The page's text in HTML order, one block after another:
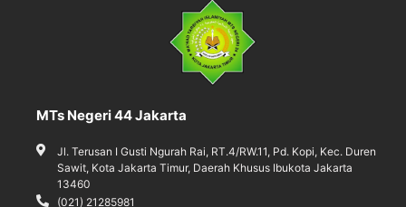
MTs Negeri 44 Jakarta
Jl. Terusan I Gusti Ngurah Rai, RT.4/RW.11, Pd. Kopi, Kec. Duren
Sawit, Kota Jakarta Timur, Daerah Khusus Ibukota Jakarta
13460
(021) 21285981